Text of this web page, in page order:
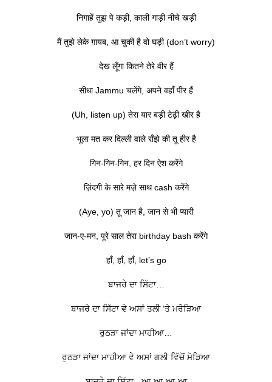
निगाहें तुझ पे कड़ी, काली गाड़ी नीचे खड़ी
मैं तुझे लेके ग़ायब, आ चुकी है वो घड़ी (don’t worry)
देख लूँगा कितने तेरे वीर हैं
सीधा Jammu चलेंगे, अपने वहाँ पीर हैं
(Uh, listen up) तेरा यार बड़ी टेढ़ी खीर है
भूला मत कर दिल्ली वाले राँझे की तू हीर है
गिन-गिन-गिन, हर दिन ऐश करेंगे
ज़िंदगी के सारे मज़े साथ cash करेंगे
(Aye, yo) तू जान है, जान से भी प्यारी
जान-ए-मन, पूरे साल तेरा birthday bash करेंगे
हाँ, हाँ, हाँ, let’s go
ਬਾਜਰੇ ਦਾ ਸਿੱਟਾ…
ਬਾਜਰੇ ਦਾ ਸਿੱਟਾ ਵੇ ਅਸਾਂ ਤਲੀ ‘ਤੇ ਮਰੋੜਿਆ
ਰੁਠੜਾ ਜਾਂਦਾ ਮਾਹੀਆ…
ਰੁਠੜਾ ਜਾਂਦਾ ਮਾਹੀਆ ਵੇ ਅਸਾਂ ਗਲੀ ਵਿੱਚੋਂ ਮੋੜਿਆ